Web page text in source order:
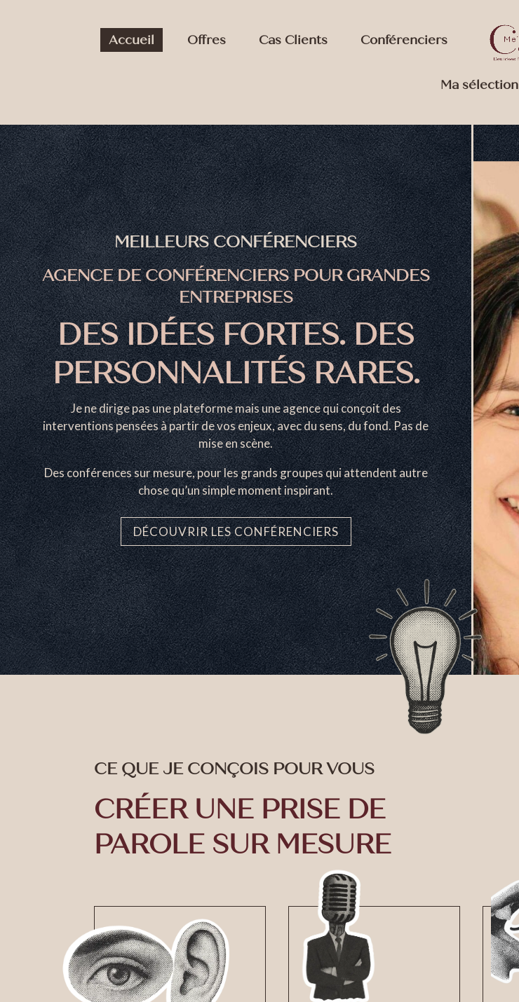
Accueil Offres Cas Clients Conférenciers
Ma sélection
MEILLEURS CONFÉRENCIERS
AGENCE DE CONFÉRENCIERS POUR GRANDES
ENTREPRISES
DES IDÉES FORTES. DES
PERSONNALITÉS RARES.
Je ne dirige pas une plateforme mais une agence qui conçoit des
interventions pensées à partir de vos enjeux, avec du sens, du fond. Pas de
mise en scène.
Des conférences sur mesure, pour les grands groupes qui attendent autre
chose qu’un simple moment inspirant.
DÉCOUVRIR LES CONFÉRENCIERS
CE QUE JE CONÇOIS POUR VOUS
CRÉER UNE PRISE DE
PAROLE SUR MESURE